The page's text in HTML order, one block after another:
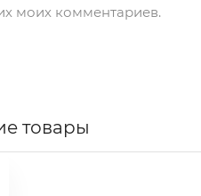
моих комментариев.
товары